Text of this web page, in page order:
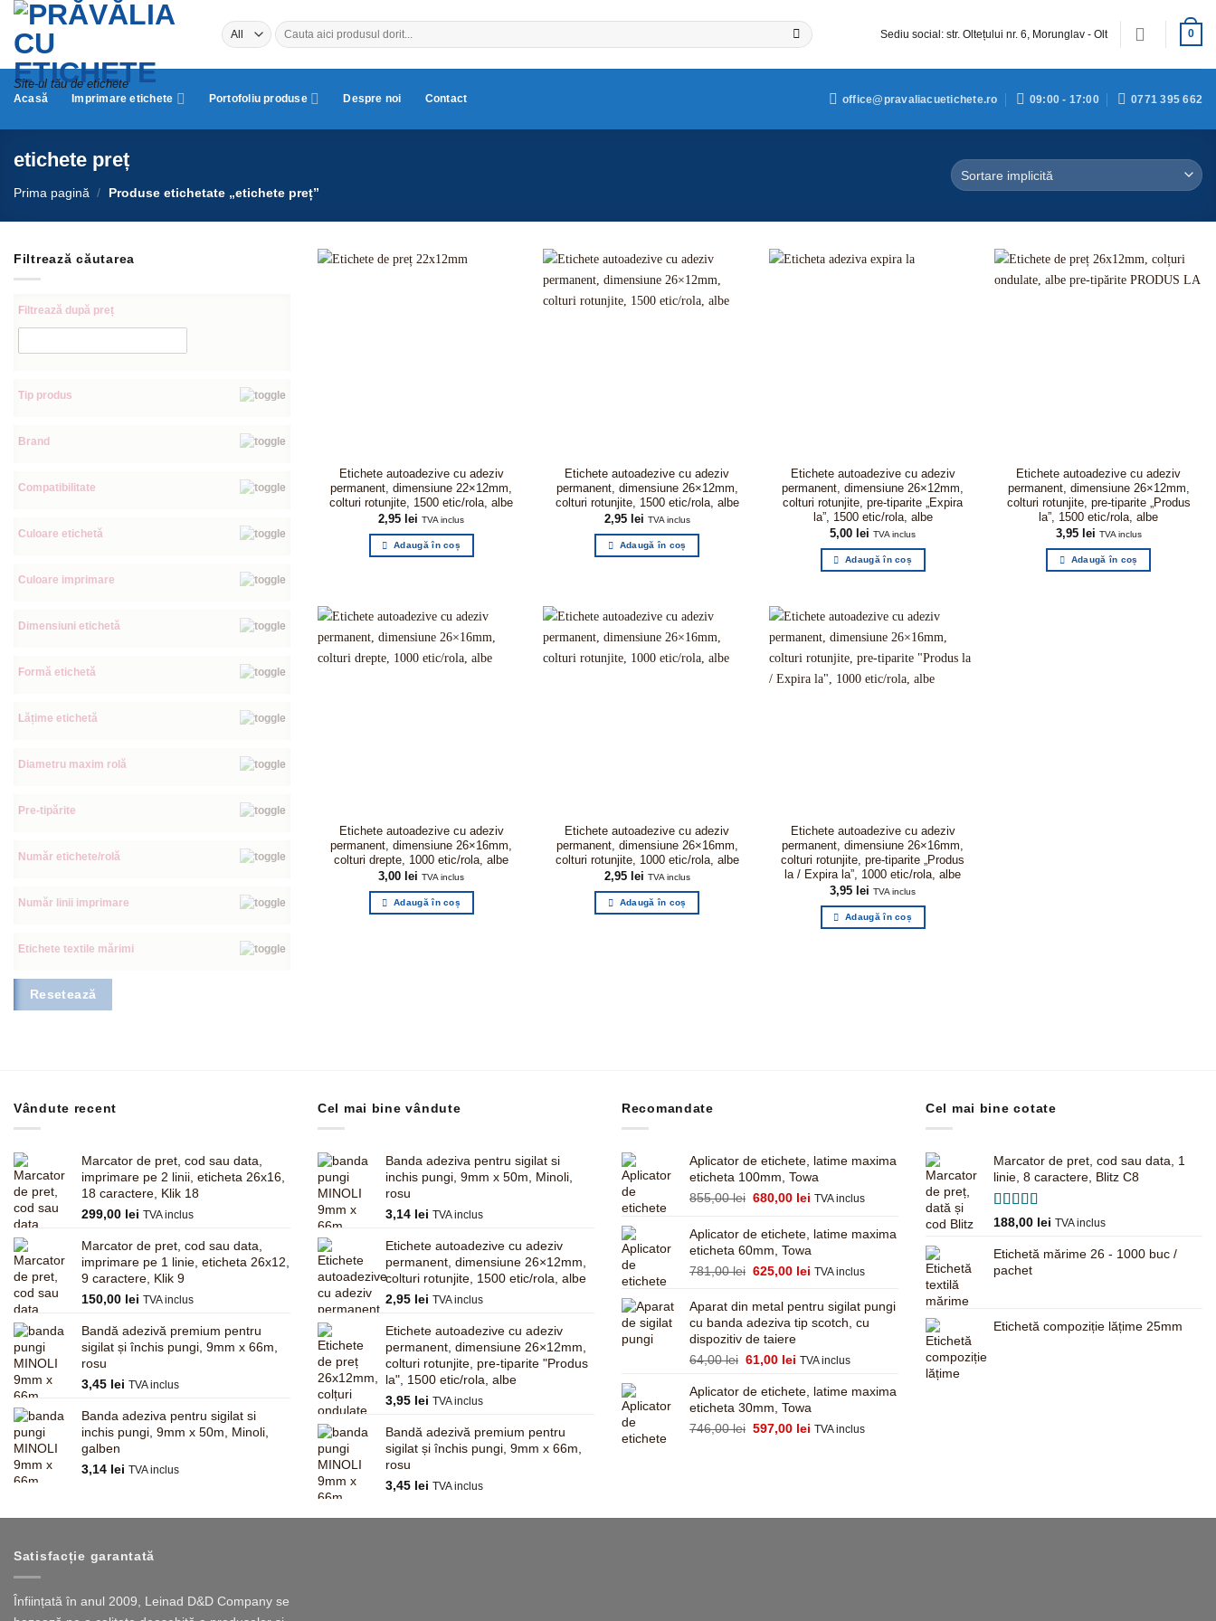
Skip
content
Site-ul tău de etichete
Caută
după:
Sediu social: str. Oltețului nr. 6, Morunglav - Olt 0
Acasă Imprimare etichete Portofoliu produse Despre noi Contact office@pravaliacuetichete.ro 09:00 - 17:00 0771 395 662
etichete preț
Prima pagină / Produse etichetate „etichete preț”
Filtrează căutarea
Filtrează după preț
Tip produs
Brand
Compatibilitate
Culoare etichetă
Culoare imprimare
Dimensiuni etichetă
Formă etichetă
Lățime etichetă
Diametru maxim rolă
Pre-tipărite
Număr etichete/rolă
Număr linii imprimare
Etichete textile mărimi
Resetează
Etichete autoadezive cu adeziv
permanent, dimensiune 22×12mm,
colturi rotunjite, 1500 etic/rola, albe
2,95 lei TVA inclus
Adaugă în coș
Etichete autoadezive cu adeziv
permanent, dimensiune 26×12mm,
colturi rotunjite, 1500 etic/rola, albe
2,95 lei TVA inclus
Adaugă în coș
Etichete autoadezive cu adeziv
permanent, dimensiune 26×12mm,
colturi rotunjite, pre-tiparite „Expira
la”, 1500 etic/rola, albe
5,00 lei TVA inclus
Adaugă în coș
Etichete autoadezive cu adeziv
permanent, dimensiune 26×12mm,
colturi rotunjite, pre-tiparite „Produs
la”, 1500 etic/rola, albe
3,95 lei TVA inclus
Adaugă în coș
Etichete autoadezive cu adeziv
permanent, dimensiune 26×16mm,
colturi drepte, 1000 etic/rola, albe
3,00 lei TVA inclus
Adaugă în coș
Etichete autoadezive cu adeziv
permanent, dimensiune 26×16mm,
colturi rotunjite, 1000 etic/rola, albe
2,95 lei TVA inclus
Adaugă în coș
Etichete autoadezive cu adeziv
permanent, dimensiune 26×16mm,
colturi rotunjite, pre-tiparite „Produs
la / Expira la”, 1000 etic/rola, albe
3,95 lei TVA inclus
Adaugă în coș
Vândute recent
Marcator de pret, cod sau data,
imprimare pe 2 linii, eticheta 26x16,
18 caractere, Klik 18
299,00 lei TVA inclus
Marcator de pret, cod sau data,
imprimare pe 1 linie, eticheta 26x12,
9 caractere, Klik 9
150,00 lei TVA inclus
Bandă adezivă premium pentru
sigilat și închis pungi, 9mm x 66m,
rosu
3,45 lei TVA inclus
Banda adeziva pentru sigilat si
inchis pungi, 9mm x 50m, Minoli,
galben
3,14 lei TVA inclus
Cel mai bine vândute
Banda adeziva pentru sigilat si
inchis pungi, 9mm x 50m, Minoli,
rosu
3,14 lei TVA inclus
Etichete autoadezive cu adeziv
permanent, dimensiune 26×12mm,
colturi rotunjite, 1500 etic/rola, albe
2,95 lei TVA inclus
Etichete autoadezive cu adeziv
permanent, dimensiune 26×12mm,
colturi rotunjite, pre-tiparite "Produs
la", 1500 etic/rola, albe
3,95 lei TVA inclus
Bandă adezivă premium pentru
sigilat și închis pungi, 9mm x 66m,
rosu
3,45 lei TVA inclus
Recomandate
Aplicator de etichete, latime maxima
eticheta 100mm, Towa
855,00lei Prețul
a
fost:
855,00 lei.
680,00 lei Prețul
este:
680,00 lei.
TVA inclus
Aplicator de etichete, latime maxima
eticheta 60mm, Towa
781,00lei Prețul
a
fost:
781,00 lei.
625,00 lei Prețul
este:
625,00 lei.
TVA inclus
Aparat din metal pentru sigilat pungi
cu banda adeziva tip scotch, cu
dispozitiv de taiere
64,00lei Prețul
a
fost:
64,00 lei.
61,00 lei Prețul
este:
61,00 lei.
TVA inclus
Aplicator de etichete, latime maxima
eticheta 30mm, Towa
746,00lei Prețul
597,00 lei Prețul
TVA inclus
Cel mai bine cotate
Marcator de pret, cod sau data, 1
linie, 8 caractere, Blitz C8
Evaluat la
188,00 lei TVA inclus
Etichetă mărime 26 - 1000 buc /
pachet
Etichetă compoziție lățime 25mm
Satisfacție garantată
Înființată în anul 2009, Leinad D&D Company se